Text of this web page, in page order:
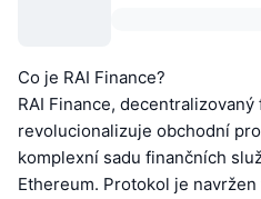
Co je RAI Finance?
RAI Finance,
revolucionalizuje obchodní
komplexní sadu finančních
Ethereum. Protokol je